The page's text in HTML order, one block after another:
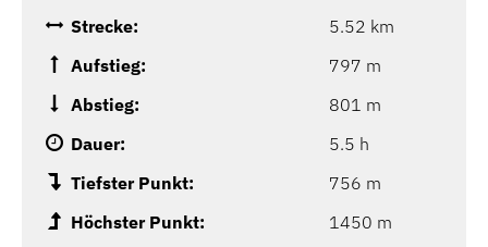
Strecke:
5.52 km
Aufstieg:
797 m
Abstieg:
801 m
Dauer:
5.5 h
Tiefster Punkt:
756 m
Höchster Punkt:
1450 m